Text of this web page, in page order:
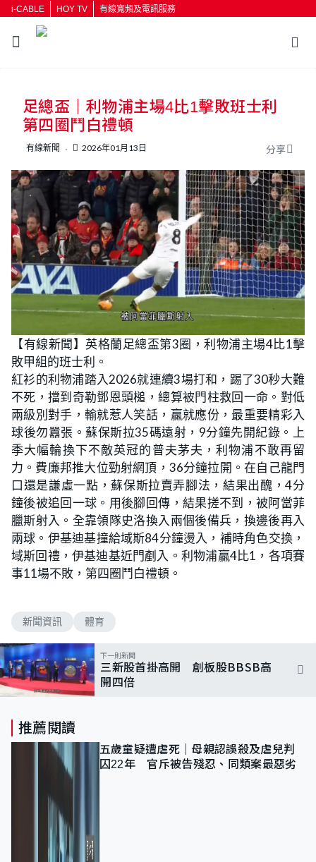
i-CABLE HOY TV 有線寬頻及電訊服務
按輸入鍵開始搜尋
足總盃｜利物浦主場4比1擊敗班士利
第四圈鬥白禮頓
有線新聞 2026年01月13日 分享
【有線新聞】英格蘭足總盃第3圈，利物浦主場4比1擊
敗甲組的班士利。
紅衫的利物浦踏入2026就連續3場打和，踢了30秒大難
不死，擋到奇勒鄧恩頭槌，總算被門柱救回一命。對低
兩級別對手，輸就惹人笑話，贏就應份，最重要精彩入
球後勿囂張。蘇保斯拉35碼遠射，9分鐘先開紀錄。上
季大幅輪換下不敵英冠的普夫茅夫，利物浦不敢再留
力。費廉邦推大位勁射網頂，36分鐘拉開。在自己龍門
口還是謙虛一點，蘇保斯拉賣弄腳法，結果出醜，4分
鐘後被追回一球。用後腳回傳，結果搓不到，被阿當菲
臘斯射入。全靠領隊史洛換入兩個後備兵，換邊後再入
兩球。伊基迪基撞給域斯84分鐘燙入，補時角色交換，
域斯回禮，伊基迪基近門剷入。利物浦贏4比1，各項賽
事11場不敗，第四圈鬥白禮頓。
新聞資訊 體育
下一則新聞
三新股首掛高開 創板股BBSB高
開四倍
推薦閱讀
五歲童疑遭虐死｜母親認誤殺及虐兒判
囚22年 官斥被告殘忍、同類案最惡劣